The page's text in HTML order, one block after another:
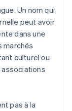
Un nom qui
peut avoir
dans une
marchés
culturel ou
pas à la